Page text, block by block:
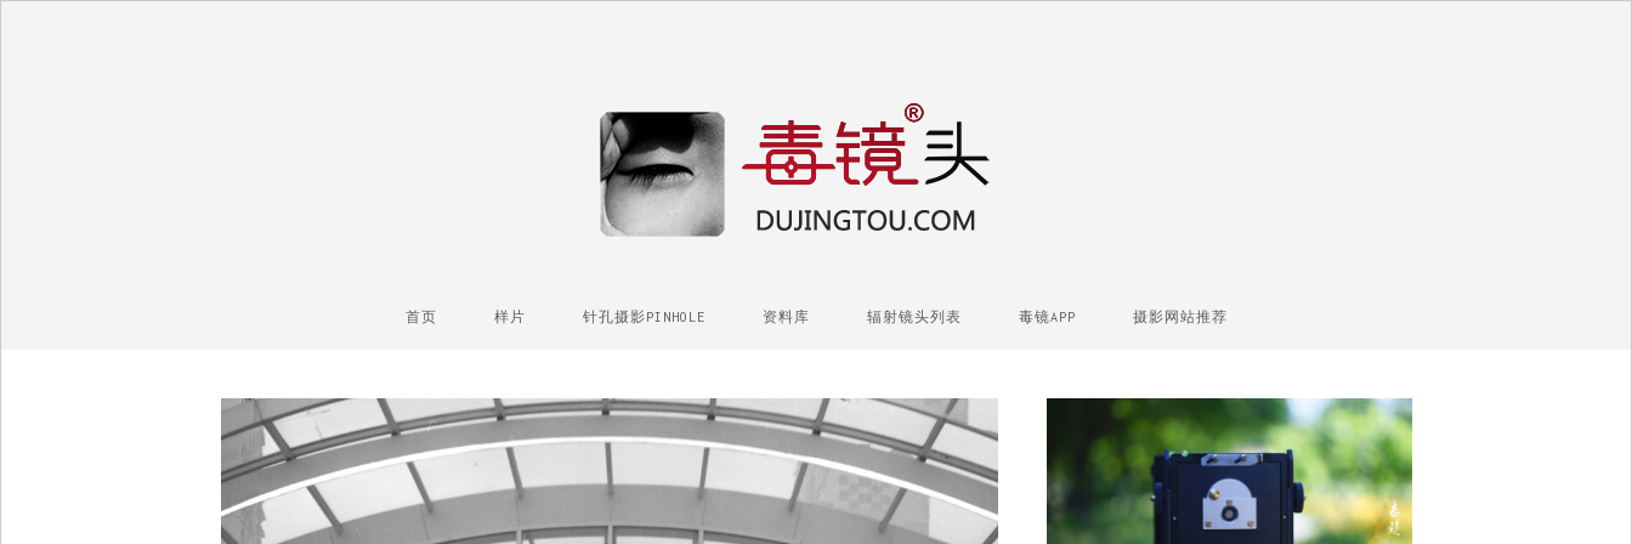
首页 样片 针孔摄影PINHOLE 资料库 辐射镜头列表 毒镜APP 摄影网站推荐